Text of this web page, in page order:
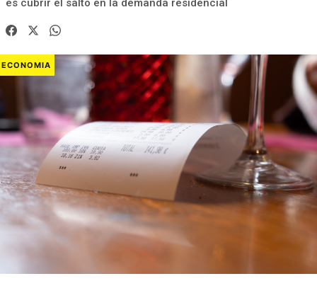
es cubrir el salto en la demanda residencial
ECONOMIA